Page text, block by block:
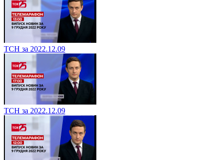
ТСН за 2022.12.09
ТСН за 2022.12.09